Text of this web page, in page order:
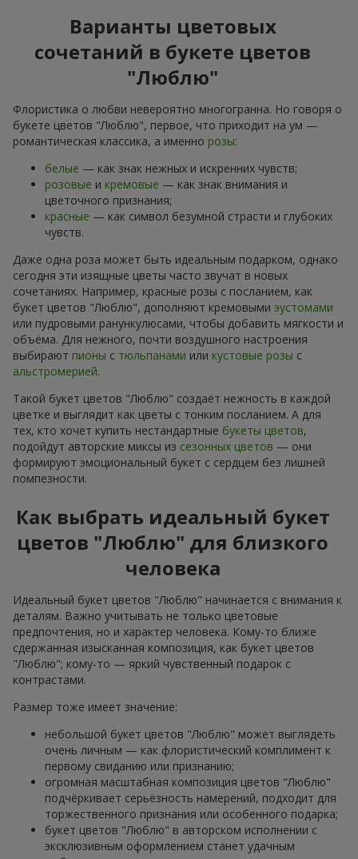
Варианты цветовых
сочетаний в букете цветов
"Люблю"
Флористика о любви невероятно многогранна. Но говоря о
букете цветов "Люблю", первое, что приходит на ум —
романтическая классика, а именно розы:
белые — как знак нежных и искренних чувств;
розовые и кремовые — как знак внимания и
цветочного признания;
красные — как символ безумной страсти и глубоких
чувств.
Даже одна роза может быть идеальным подарком, однако
сегодня эти изящные цветы часто звучат в новых
сочетаниях. Например, красные розы с посланием, как
букет цветов "Люблю", дополняют кремовыми эустомами
или пудровыми ранункулюсами, чтобы добавить мягкости и
объёма. Для нежного, почти воздушного настроения
выбирают пионы с тюльпанами или кустовые розы с
альстромерией.
Такой букет цветов "Люблю" создаёт нежность в каждой
цветке и выглядит как цветы с тонким посланием. А для
тех, кто хочет купить нестандартные букеты цветов,
подойдут авторские миксы из сезонных цветов — они
формируют эмоциональный букет с сердцем без лишней
помпезности.
Как выбрать идеальный букет
цветов "Люблю" для близкого
человека
Идеальный букет цветов "Люблю" начинается с внимания к
деталям. Важно учитывать не только цветовые
предпочтения, но и характер человека. Кому-то ближе
сдержанная изысканная композиция, как букет цветов
"Люблю"; кому-то — яркий чувственный подарок с
контрастами.
Размер тоже имеет значение:
небольшой букет цветов "Люблю" может выглядеть
очень личным — как флористический комплимент к
первому свиданию или признанию;
огромная масштабная композиция цветов "Люблю"
подчёркивает серьёзность намерений, подходит для
торжественного признания или особенного подарка;
букет цветов "Люблю" в авторском исполнении с
эксклюзивным оформлением станет удачным